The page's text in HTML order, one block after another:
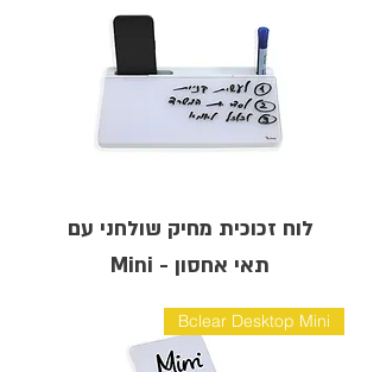
לוח זכוכית מחיק שולחני עם
תאי אחסון - Mini
Bclear Desktop Mini